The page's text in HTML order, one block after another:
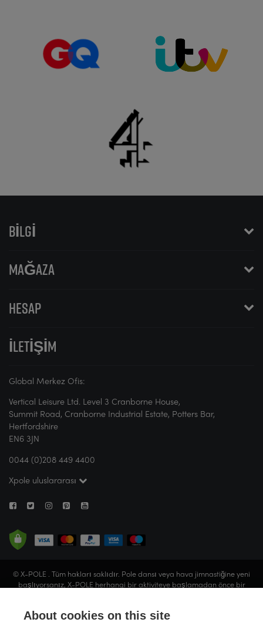
BILGI
MAĞAZA
HESAP
İLETIŞIM
Global Merkez Ofis:
Vertical Leisure Ltd. Level 3 Cranborne House,
Summit Road, Cranborne Industrial Estate, Potters Bar,
Hertfordshire
EN6 3JN
0044 (0)208 449 4400
Xpole uluslararası
© X-POLE . Tüm hakları saklıdır. Pole dansı veya hava jimnastiğine yeni
başlıyorsanız, X-POLE herhangi bir aktiviteye başlamadan önce bir
göstermektedir), İngiltere ve Galler'de kayıtlıdır (Şirket No. 05057679).
About cookies on this site